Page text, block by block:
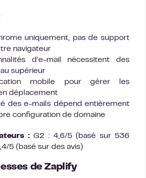
uniquement, pas de support
navigateur
d’e-mail nécessitent des
supérieur
mobile pour gérer les
déplacement
des e-mails dépend entièrement
configuration de domaine
: G2 : 4,6/5 (basé sur 536
5 (basé sur des avis)
de Zaplify